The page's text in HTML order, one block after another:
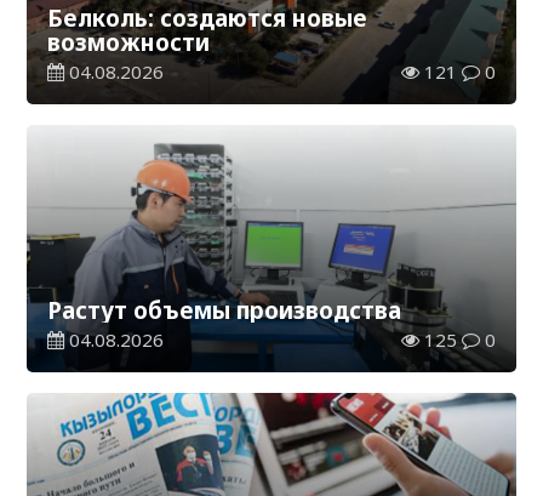
Белколь: создаются новые
возможности
04.08.2026 121 0
Растут объемы производства
04.08.2026 125 0